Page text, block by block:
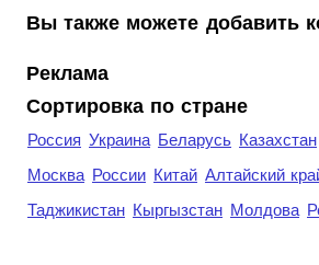
Вы также можете добавить
Реклама
Сортировка по стране
Россия Украина Беларусь Казахстан
Москва России Китай Алтайский
Таджикистан Кыргызстан Молдова